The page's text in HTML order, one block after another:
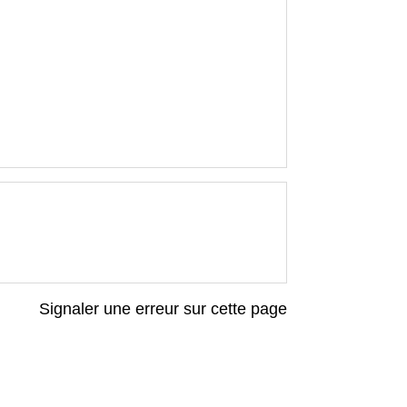
Signaler une erreur sur cette page